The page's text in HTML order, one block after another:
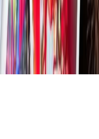
१९
नेपाल फेस्टिभल हुँदै